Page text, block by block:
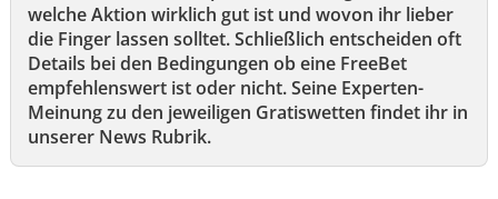
welche Aktion wirklich gut ist und wovon ihr lieber
die Finger lassen solltet. Schließlich entscheiden oft
Details bei den Bedingungen ob eine FreeBet
empfehlenswert ist oder nicht. Seine Experten-
Meinung zu den jeweiligen Gratiswetten findet ihr in
unserer News Rubrik.